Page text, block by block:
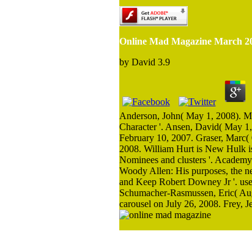
Online Mad Magazine March
by David 3.9
Anderson, John( May 1, 2008).
Character '. Ansen, David( May
February 10, 2007. Graser,
2008. William Hurt is New Hulk
Nominees and clusters '.
Woody Allen: His purposes, the
and Keep Robert Downey Jr '.
Schumacher-Rasmussen, Eric(
carousel on July 26, 2008. Frey,